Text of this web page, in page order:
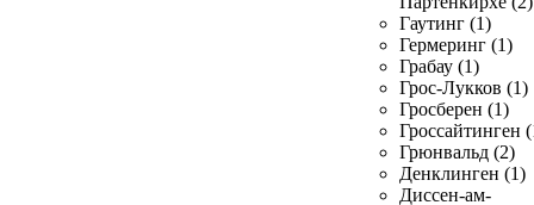
Гаутинг (1)
Гермеринг (1)
Грабау (1)
Грос-Лукков (1)
Гросберен (1)
Гроссайтинген
Грюнвальд (2)
Денклинген (1)
Диссен-ам-